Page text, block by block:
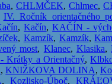
, CHLMČEK,Chlmec,
IV. Ročník orientačného
,Kačín,KAČÍN -
, Kamzík, Kamzík,
most, Klanec,Klasika,
Krátky a Orientačný,
,KNIŽKOVA DOLINA,
,Kozlisko-Úboč,